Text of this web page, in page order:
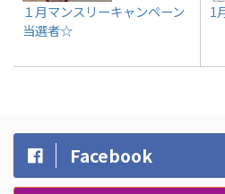
１月マンスリーキャンペーン
当選者☆
1
Facebook